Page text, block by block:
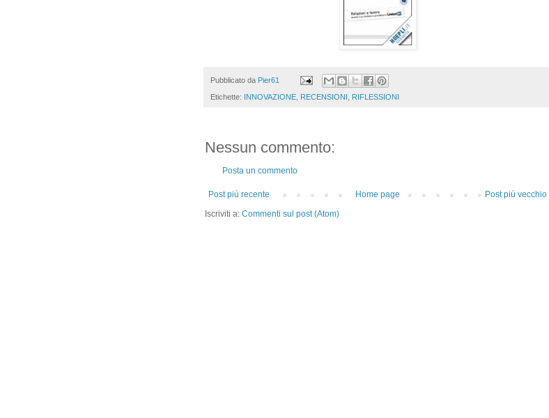
Pubblicato da Pier61
Etichette: INNOVAZIONE RECENSIONI RIFLESSIONI
Nessun commento:
Posta un commento
Post più recente Post più vecchio
Home page
Iscriviti a: Commenti sul post (Atom)